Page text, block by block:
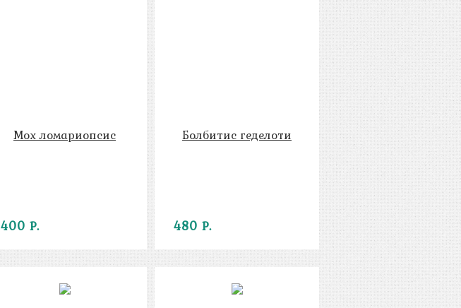
Мох ломариопсис
400 Р.
Болбитис геделоти
480 Р.